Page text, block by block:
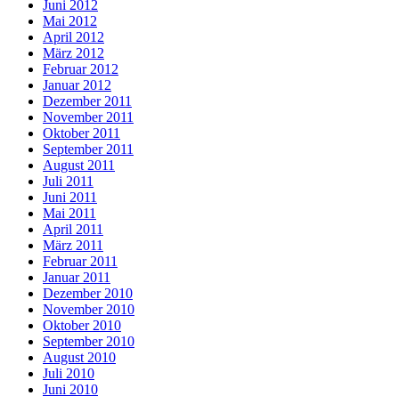
Juni 2012
Mai 2012
April 2012
März 2012
Februar 2012
Januar 2012
Dezember 2011
November 2011
Oktober 2011
September 2011
August 2011
Juli 2011
Juni 2011
Mai 2011
April 2011
März 2011
Februar 2011
Januar 2011
Dezember 2010
November 2010
Oktober 2010
September 2010
August 2010
Juli 2010
Juni 2010